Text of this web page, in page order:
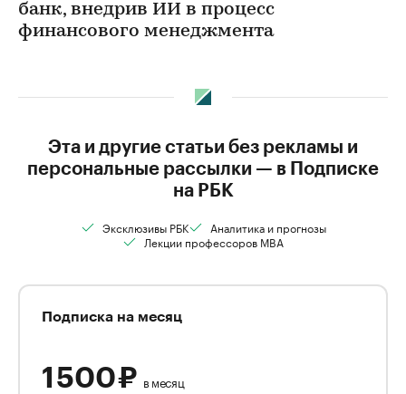
банк, внедрив ИИ в процесс
финансового менеджмента
Эта и другие статьи без рекламы и
персональные рассылки — в Подписке
на РБК
Эксклюзивы РБК
Аналитика и прогнозы
Лекции профессоров MBA
Подписка на месяц
1 500 ₽ в месяц